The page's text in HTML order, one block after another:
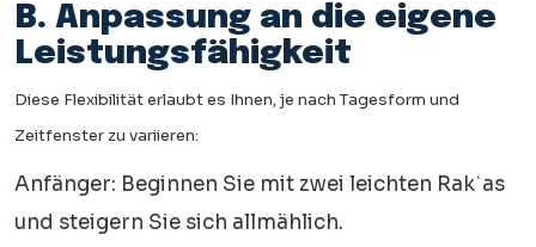
B. Anpassung an die eigene
Leistungsfähigkeit
Diese Flexibilität erlaubt es Ihnen, je nach Tagesform und
Zeitfenster zu variieren:
Anfänger: Beginnen Sie mit zwei leichten Rakʿas
und steigern Sie sich allmählich.